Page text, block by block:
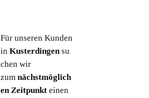
Für unseren Kunden
inKusterdingensu
chen wir
zumnächstmöglich
en Zeitpunkt einen